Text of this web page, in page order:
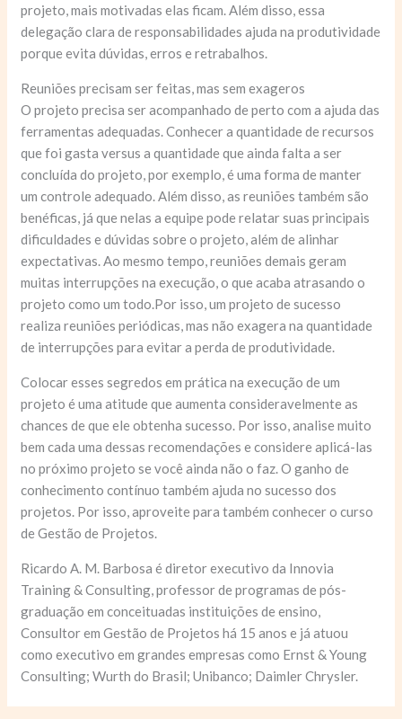
projeto, mais motivadas elas ficam. Além disso, essa
delegação clara de responsabilidades ajuda na produtividade
porque evita dúvidas, erros e retrabalhos.
Reuniões precisam ser feitas, mas sem exageros
O projeto precisa ser acompanhado de perto com a ajuda das
ferramentas adequadas. Conhecer a quantidade de recursos
que foi gasta versus a quantidade que ainda falta a ser
concluída do projeto, por exemplo, é uma forma de manter
um controle adequado. Além disso, as reuniões também são
benéficas, já que nelas a equipe pode relatar suas principais
dificuldades e dúvidas sobre o projeto, além de alinhar
expectativas. Ao mesmo tempo, reuniões demais geram
muitas interrupções na execução, o que acaba atrasando o
projeto como um todo.Por isso, um projeto de sucesso
realiza reuniões periódicas, mas não exagera na quantidade
de interrupções para evitar a perda de produtividade.
Colocar esses segredos em prática na execução de um
projeto é uma atitude que aumenta consideravelmente as
chances de que ele obtenha sucesso. Por isso, analise muito
bem cada uma dessas recomendações e considere aplicá-las
no próximo projeto se você ainda não o faz. O ganho de
conhecimento contínuo também ajuda no sucesso dos
projetos. Por isso, aproveite para também conhecer o curso
de Gestão de Projetos.
Ricardo A. M. Barbosa é diretor executivo da Innovia
Training & Consulting, professor de programas de pós-
graduação em conceituadas instituições de ensino,
Consultor em Gestão de Projetos há 15 anos e já atuou
como executivo em grandes empresas como Ernst & Young
Consulting; Wurth do Brasil; Unibanco; Daimler Chrysler.